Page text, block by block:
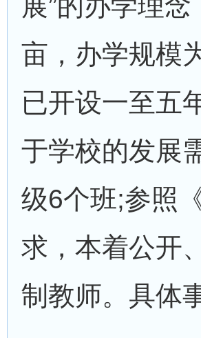
亩，办学规模
已开设一至五
于学校的发展
级6个班;参照
求，本着公开
制教师。具体